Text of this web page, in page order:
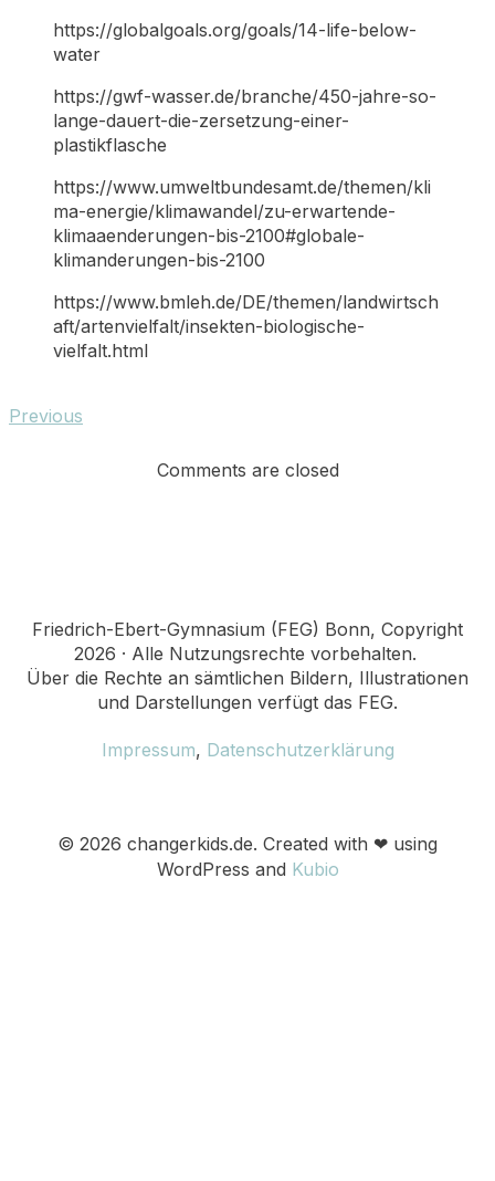
https://globalgoals.org/goals/14-life-below-
water
https://gwf-wasser.de/branche/450-jahre-so-
lange-dauert-die-zersetzung-einer-
plastikflasche
https://www.umweltbundesamt.de/themen/kli
ma-energie/klimawandel/zu-erwartende-
klimaaenderungen-bis-2100#globale-
klimanderungen-bis-2100
https://www.bmleh.de/DE/themen/landwirtsch
aft/artenvielfalt/insekten-biologische-
vielfalt.html
Previous
Comments are closed
Friedrich-Ebert-Gymnasium (FEG) Bonn, Copyright
2026 · Alle Nutzungsrechte vorbehalten.
Über die Rechte an sämtlichen Bildern, Illustrationen
und Darstellungen verfügt das FEG.
Impressum, Datenschutzerklärung
© 2026 changerkids.de. Created with ❤ using
WordPress and Kubio